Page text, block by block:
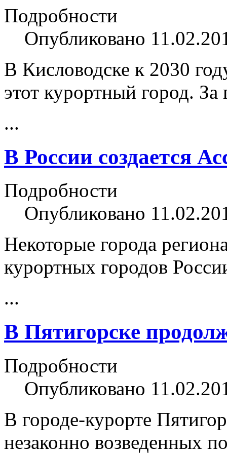
Подробности
Опубликовано
В Кисловодске к 2030
этот курортный город.
...
В России создается
Подробности
Опубликовано
Некоторые города
курортных городов
...
В Пятигорске
Подробности
Опубликовано
В городе-курорте
незаконно возведенных